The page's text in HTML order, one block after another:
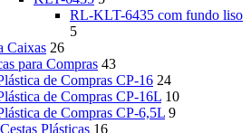
RL-KLT-6435 com fundo liso
5
Caixas 26
para Compras 43
de Compras CP-16 24
de Compras CP-16L 10
de Compras CP-6,5L 9
Plásticas 16